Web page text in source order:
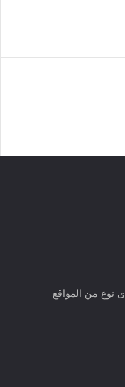
نوع من المواقع